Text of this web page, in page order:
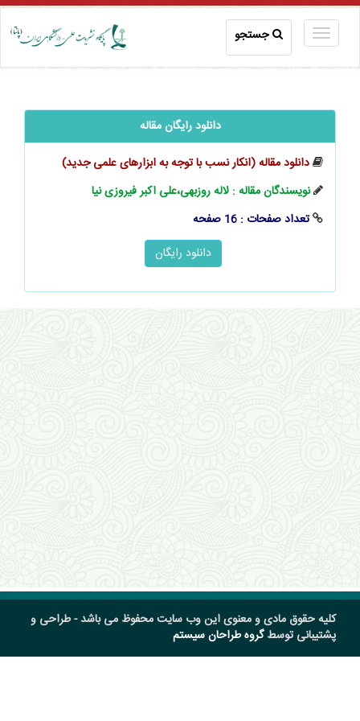
جستجو
دانلود رایگان مقاله
دانلود مقاله (انکار نسب با توجه به ابزارهای علمی جدید)
نویسندگان مقاله : لاله روزبهی،علی اکبر فیروزی‌ نیا
تعداد صفحات : 16 صفحه
کلیه حقوق مادی و معنوی این وب سایت محفوظ می باشد - طراحی و
پشتیبانی توسطگروه طراحان سیستم